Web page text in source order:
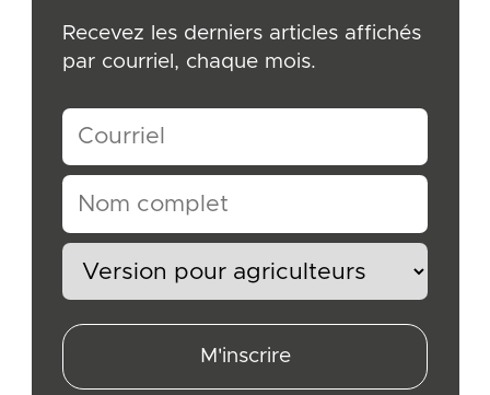
Recevez les derniers articles affichés
par courriel, chaque mois.
M'inscrire